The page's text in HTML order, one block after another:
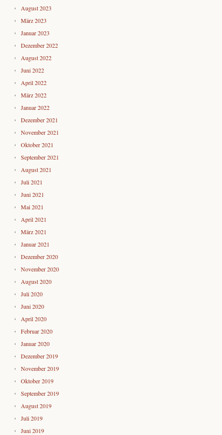
August 2023
März 2023
Januar 2023
Dezember 2022
August 2022
Juni 2022
April 2022
März 2022
Januar 2022
Dezember 2021
November 2021
Oktober 2021
September 2021
August 2021
Juli 2021
Juni 2021
Mai 2021
April 2021
März 2021
Januar 2021
Dezember 2020
November 2020
August 2020
Juli 2020
Juni 2020
April 2020
Februar 2020
Januar 2020
Dezember 2019
November 2019
Oktober 2019
September 2019
August 2019
Juli 2019
Juni 2019